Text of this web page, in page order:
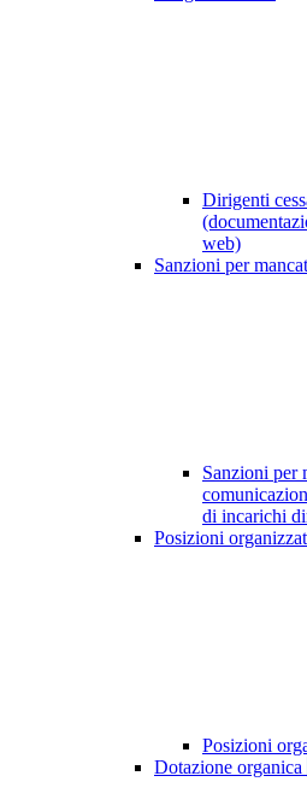
Dirigenti
web)
Sanzioni per
Sanzioni per
di incarichi
Posizioni
Posizioni
Dotazione organica